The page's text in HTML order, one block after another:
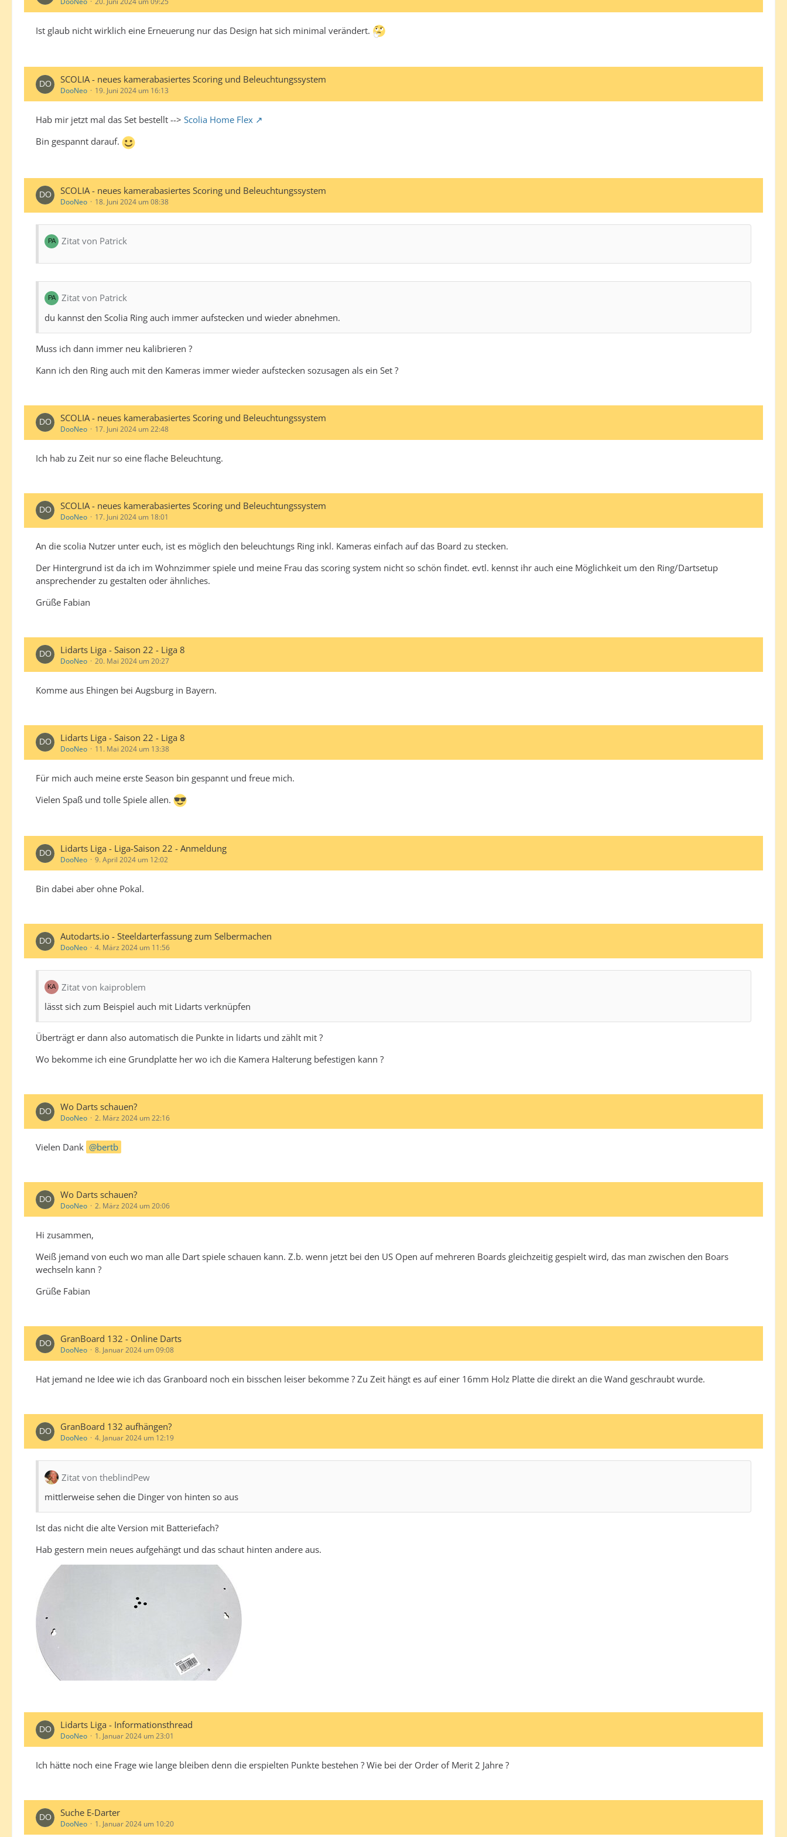
Ist glaub nicht wirklich eine Erneuerung nur das Design hat sich minimal verändert.
SCOLIA - neues kamerabasiertes Scoring und Beleuchtungssystem
DooNeo 19. Juni 2024 um 16:13
Hab mir jetzt mal das Set bestellt --> Scolia Home Flex
Bin gespannt darauf.
SCOLIA - neues kamerabasiertes Scoring und Beleuchtungssystem
DooNeo 18. Juni 2024 um 08:38
Zitat von Patrick
Zitat von Patrick
du kannst den Scolia Ring auch immer aufstecken und wieder abnehmen.
Muss ich dann immer neu kalibrieren ?
Kann ich den Ring auch mit den Kameras immer wieder aufstecken sozusagen als ein Set ?
SCOLIA - neues kamerabasiertes Scoring und Beleuchtungssystem
DooNeo 17. Juni 2024 um 22:48
Ich hab zu Zeit nur so eine flache Beleuchtung.
SCOLIA - neues kamerabasiertes Scoring und Beleuchtungssystem
DooNeo 17. Juni 2024 um 18:01
An die scolia Nutzer unter euch, ist es möglich den beleuchtungs Ring inkl. Kameras einfach auf das Board zu stecken.
Der Hintergrund ist da ich im Wohnzimmer spiele und meine Frau das scoring system nicht so schön findet. evtl. kennst ihr auch eine Möglichkeit um den Ring/Dartsetup
ansprechender zu gestalten oder ähnliches.
Grüße Fabian
Lidarts Liga - Saison 22 - Liga 8
DooNeo 20. Mai 2024 um 20:27
Komme aus Ehingen bei Augsburg in Bayern.
Lidarts Liga - Saison 22 - Liga 8
DooNeo 11. Mai 2024 um 13:38
Für mich auch meine erste Season bin gespannt und freue mich.
Vielen Spaß und tolle Spiele allen.
Lidarts Liga - Liga-Saison 22 - Anmeldung
DooNeo 9. April 2024 um 12:02
Bin dabei aber ohne Pokal.
Autodarts.io - Steeldarterfassung zum Selbermachen
DooNeo 4. März 2024 um 11:56
Zitat von kaiproblem
lässt sich zum Beispiel auch mit Lidarts verknüpfen
Überträgt er dann also automatisch die Punkte in lidarts und zählt mit ?
Wo bekomme ich eine Grundplatte her wo ich die Kamera Halterung befestigen kann ?
Wo Darts schauen?
DooNeo 2. März 2024 um 22:16
Vielen Dank bertb
Wo Darts schauen?
DooNeo 2. März 2024 um 20:06
Hi zusammen,
Weiß jemand von euch wo man alle Dart spiele schauen kann. Z.b. wenn jetzt bei den US Open auf mehreren Boards gleichzeitig gespielt wird, das man zwischen den Boars
wechseln kann ?
Grüße Fabian
GranBoard 132 - Online Darts
DooNeo 8. Januar 2024 um 09:08
Hat jemand ne Idee wie ich das Granboard noch ein bisschen leiser bekomme ? Zu Zeit hängt es auf einer 16mm Holz Platte die direkt an die Wand geschraubt wurde.
GranBoard 132 aufhängen?
DooNeo 4. Januar 2024 um 12:19
Zitat von theblindPew
mittlerweise sehen die Dinger von hinten so aus
Ist das nicht die alte Version mit Batteriefach?
Hab gestern mein neues aufgehängt und das schaut hinten andere aus.
Lidarts Liga - Informationsthread
DooNeo 1. Januar 2024 um 23:01
Ich hätte noch eine Frage wie lange bleiben denn die erspielten Punkte bestehen ? Wie bei der Order of Merit 2 Jahre ?
Suche E-Darter
DooNeo 1. Januar 2024 um 10:20